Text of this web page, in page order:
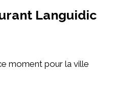
Languidic
moment pour la ville